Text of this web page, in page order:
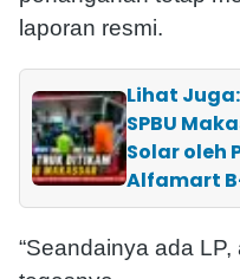
laporan resmi.
Lihat
SPBU
Solar oleh
Alfamart
“Seandainya ada